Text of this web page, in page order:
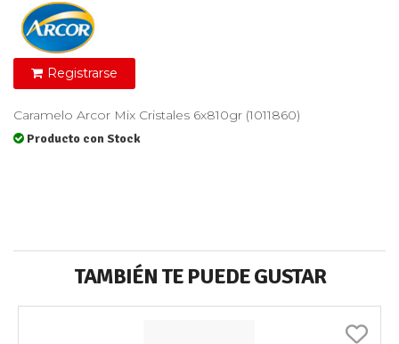
Registrarse
Caramelo Arcor Mix Cristales 6x810gr (1011860)
Producto con Stock
TAMBIÉN TE PUEDE GUSTAR